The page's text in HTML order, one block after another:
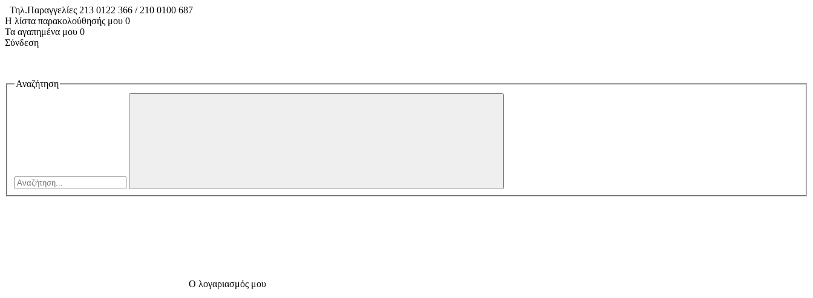
Τηλ.Παραγγελίες 213 0122 366 / 210 0100 687
Η λίστα παρακολούθησής μου 0
Τα αγαπημένα μου 0
Σύνδεση
Αναζήτηση
Ο λογαριασμός μου